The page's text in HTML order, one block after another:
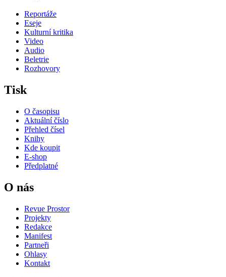
Reportáže
Eseje
Kulturní kritika
Video
Audio
Beletrie
Rozhovory
Tisk
O časopisu
Aktuální číslo
Přehled čísel
Knihy
Kde koupit
E-shop
Předplatné
O nás
Revue Prostor
Projekty
Redakce
Manifest
Partneři
Ohlasy
Kontakt